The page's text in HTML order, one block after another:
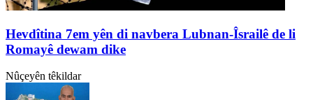
Hevdîtina 7em yên di navbera Lubnan-Îsrailê de li
Romayê dewam dike
Nûçeyên têkildar